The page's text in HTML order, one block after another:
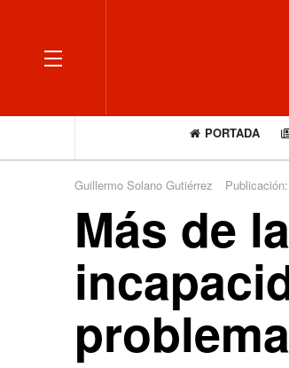
OFF CANVAS
PORTADA
Guillermo Solano Gutiérrez
Más de